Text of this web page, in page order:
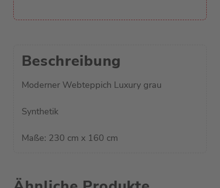
Beschreibung
Moderner Webteppich Luxury grau
Synthetik
Maße: 230 cm x 160 cm